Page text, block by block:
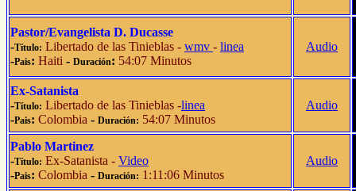
Pastor/Evangelista D. Ducasse
-Título: Libertado de las Tinieblas - wmv - linea
-Pais: Haiti - Duración: 54:07 Minutos
Audio
Ex-Satanista
-Título: Libertado de las Tinieblas -linea
-Pais: Colombia - Duración: 54:07 Minutos
Audio
Pablo Martinez
-Título: Ex-Satanista - Video
-Pais: Colombia - Duración: 1:11:06 Minutos
Audio